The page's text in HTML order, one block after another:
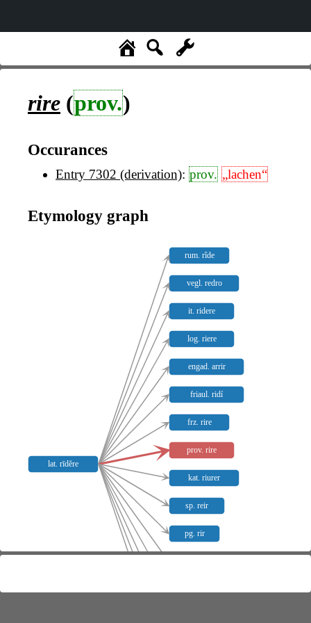
rire (prov.)
Occurances
Entry 7302 (derivation): prov. „lachen“
Etymology graph
lat. rīdĕre
rum. rîde
vegl. redro
it. ridere
log. riere
engad. arrir
friaul. ridí
frz. rire
prov. rire
kat. riurer
sp. reir
pg. rir